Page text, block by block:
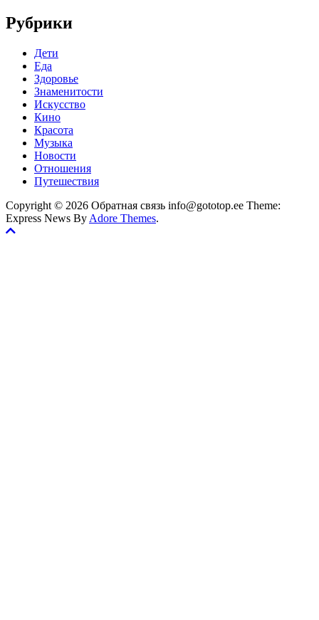
Рубрики
Дети
Еда
Здоровье
Знаменитости
Искусство
Кино
Красота
Музыка
Новости
Отношения
Путешествия
Copyright © 2026 Обратная связь info@gototop.ee Theme:
Express News By Adore Themes.